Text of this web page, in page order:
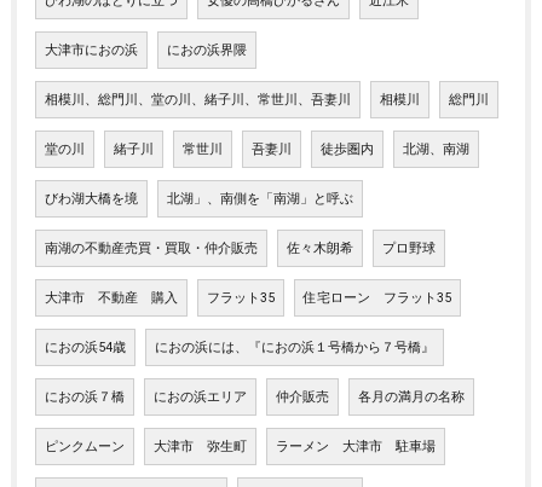
大津市におの浜 におの浜界隈
相模川、総門川、堂の川、緒子川、常世川、吾妻川 相模川 総門川
堂の川 緒子川 常世川 吾妻川 徒歩圏内 北湖、南湖
びわ湖大橋を境 北湖」、南側を「南湖」と呼ぶ
南湖の不動産売買・買取・仲介販売 佐々木朗希 プロ野球
大津市 不動産 購入 フラット35 住宅ローン フラット35
におの浜54歳 におの浜には、『におの浜１号橋から７号橋』
におの浜７橋 におの浜エリア 仲介販売 各月の満月の名称
ピンクムーン 大津市 弥生町 ラーメン 大津市 駐車場